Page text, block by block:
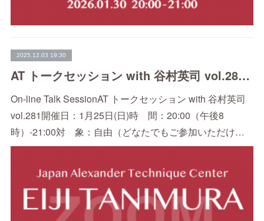
2025.12.03 19:30
AT トークセッション with 谷村英司 vol.281（1/25）
On-line Talk SessionAT トークセッション with 谷村英司
vol.281開催日：1月25日(日)時 間：20:00（午後8
時）-21:00対 象：自由（どなたでもご参加いただけ…